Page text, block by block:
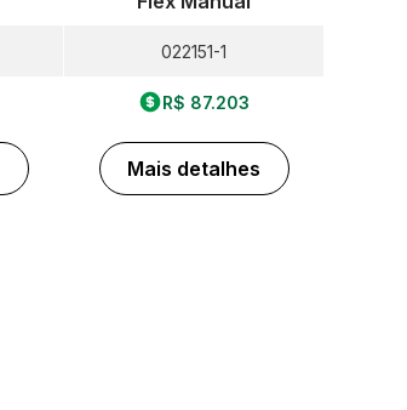
022151-1
R$ 87.203
Mais detalhes